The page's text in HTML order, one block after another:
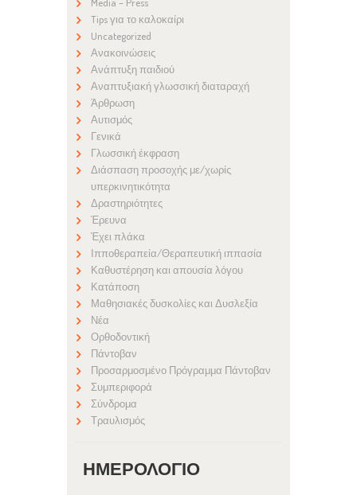
Tips για το καλοκαίρι
Uncategorized
Ανακοινώσεις
Ανάπτυξη παιδιού
Αναπτυξιακή γλωσσική διαταραχή
Άρθρωση
Αυτισμός
Γενικά
Γλωσσική έκφραση
Διάσπαση προσοχής με/χωρίς
υπερκινητικότητα
Δραστηριότητες
Έρευνα
Έχει πλάκα
Ιπποθεραπεία/Θεραπευτική ιππασία
Καθυστέρηση και απουσία λόγου
Κατάποση
Μαθησιακές δυσκολίες και Δυσλεξία
Νέα
Ορθοδοντική
Πάντοβαν
Προσαρμοσμένο Πρόγραμμα Πάντοβαν
Συμπεριφορά
Σύνδρομα
Τραυλισμός
ΗΜΕΡΟΛΌΓΙΟ